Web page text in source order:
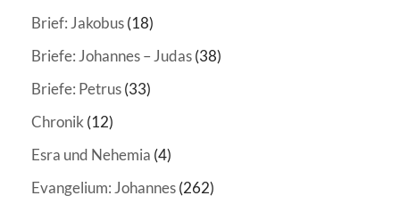
Brief: Jakobus(18)
Briefe: Johannes – Judas(38)
Briefe: Petrus(33)
Chronik (12)
Esra und Nehemia (4)
Evangelium: Johannes(262)